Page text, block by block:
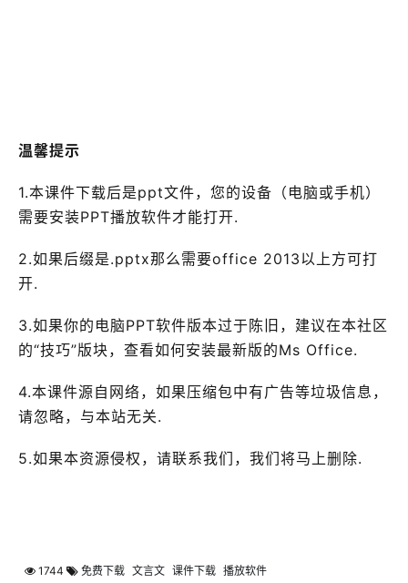
温馨提示
1.本课件下载后是ppt文件，您的设备（电脑或手机）
需要安装PPT播放软件才能打开.
2.如果后缀是.pptx那么需要office 2013以上方可打
开.
3.如果你的电脑PPT软件版本过于陈旧，建议在本社区
的“技巧”版块，查看如何安装最新版的Ms Office.
4.本课件源自网络，如果压缩包中有广告等垃圾信息，
请忽略，与本站无关.
5.如果本资源侵权，请联系我们，我们将马上删除.
1744 免费下载 文言文 课件下载 播放软件